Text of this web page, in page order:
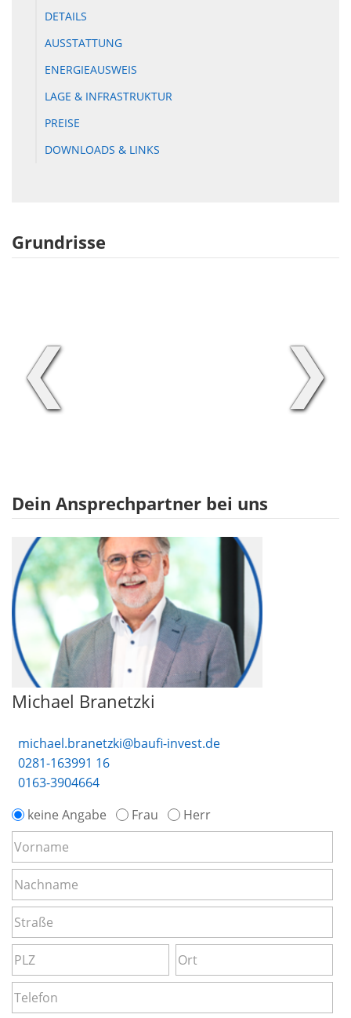
DETAILS
AUSSTATTUNG
ENERGIEAUSWEIS
LAGE & INFRASTRUKTUR
PREISE
DOWNLOADS & LINKS
Grundrisse
❮ ❯
Dein Ansprechpartner bei uns
Michael Branetzki
michael.branetzki@baufi-invest.de
0281-163991 16
0163-3904664
keine Angabe
Frau Herr